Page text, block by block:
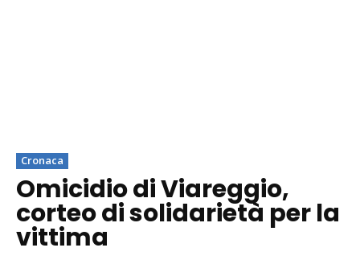
Cronaca
Omicidio di Viareggio,
corteo di solidarietà per la
vittima